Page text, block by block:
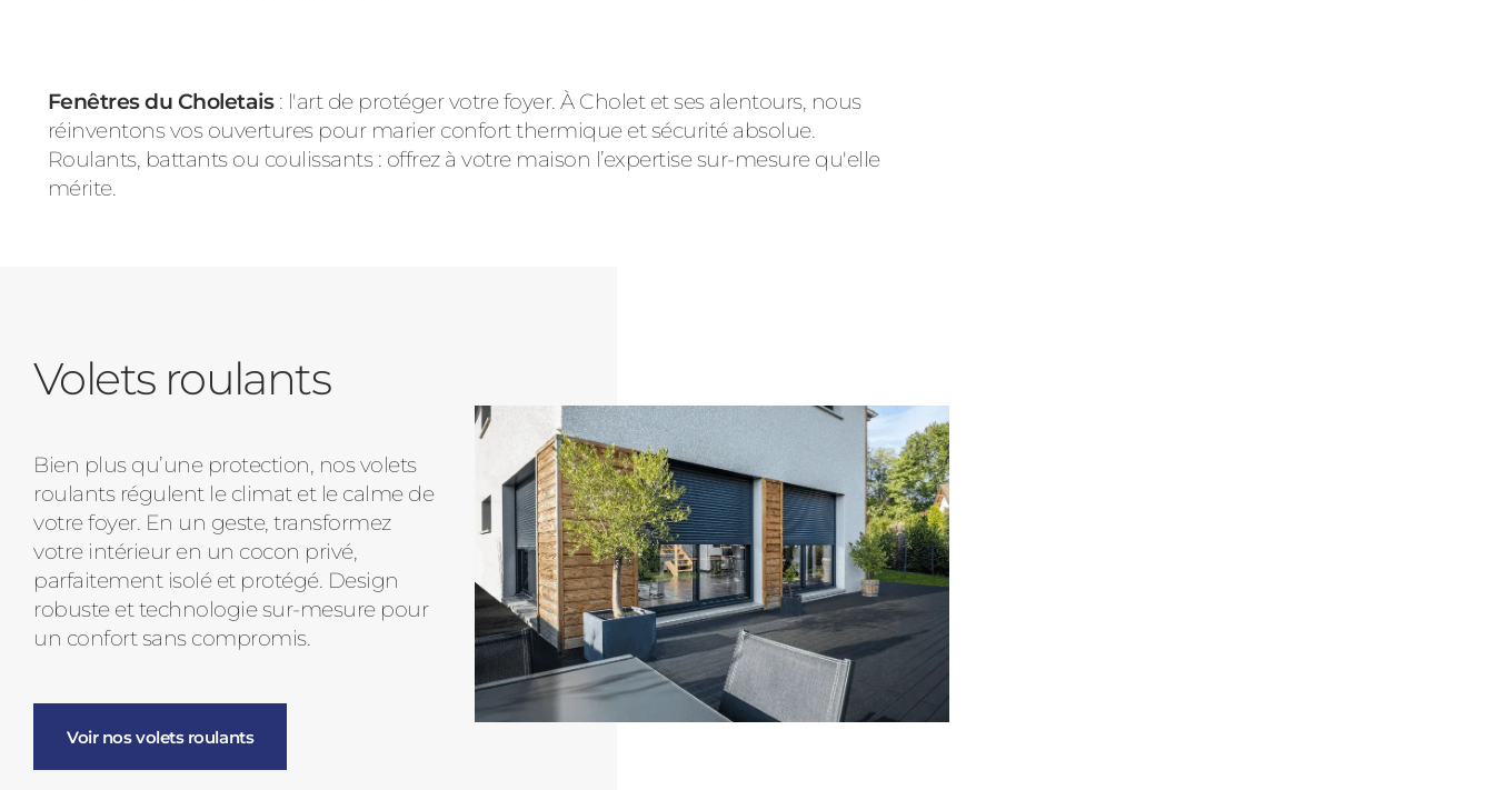
Fenêtres du Choletais: l'art de protéger votre foyer. À Cholet et ses alentours, nous
réinventons vos ouvertures pour marier confort thermique et sécurité absolue.
Roulants, battants ou coulissants : offrez à votre maison l’expertise sur-mesure qu'elle
mérite.
Volets roulants
Bien plus qu’une protection, nos volets
roulants régulent le climat et le calme de
votre foyer. En un geste, transformez
votre intérieur en un cocon privé,
parfaitement isolé et protégé. Design
robuste et technologie sur-mesure pour
un confort sans compromis.
Voir nos volets roulants